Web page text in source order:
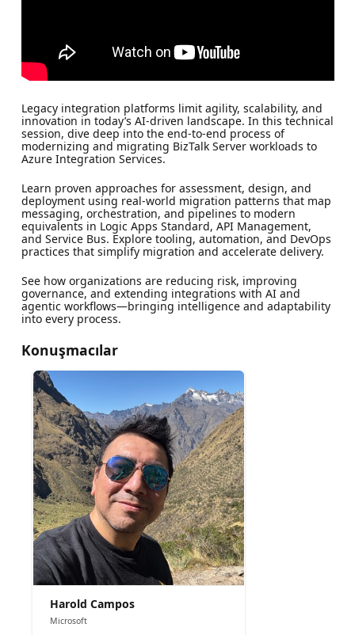
Legacy integration platforms limit agility, scalability, and
innovation in today’s AI-driven landscape. In this technical
session, dive deep into the end-to-end process of
modernizing and migrating BizTalk Server workloads to
Azure Integration Services.
Learn proven approaches for assessment, design, and
deployment using real-world migration patterns that map
messaging, orchestration, and pipelines to modern
equivalents in Logic Apps Standard, API Management,
and Service Bus. Explore tooling, automation, and DevOps
practices that simplify migration and accelerate delivery.
See how organizations are reducing risk, improving
governance, and extending integrations with AI and
agentic workflows—bringing intelligence and adaptability
into every process.
Konuşmacılar
Harold Campos
Microsoft